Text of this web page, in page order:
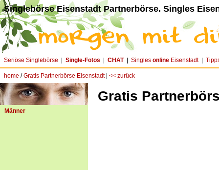
Singlebörse Eisenstadt Partnerbörse. Singles
Seriöse Singlebörse Single-Fotos CHAT| Singles online Eisenstadt|
home /Gratis Partnerbörse Eisenstadt| << zurück
Männer
Gratis